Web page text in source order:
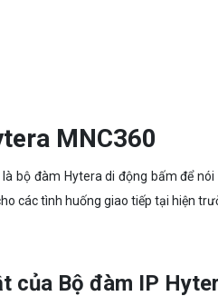
MNC360
là bộ đàm Hytera di động bấm để
các tình huống giao tiếp tại hiện
của Bộ đàm IP